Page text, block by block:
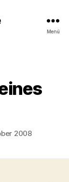
Menü
2008